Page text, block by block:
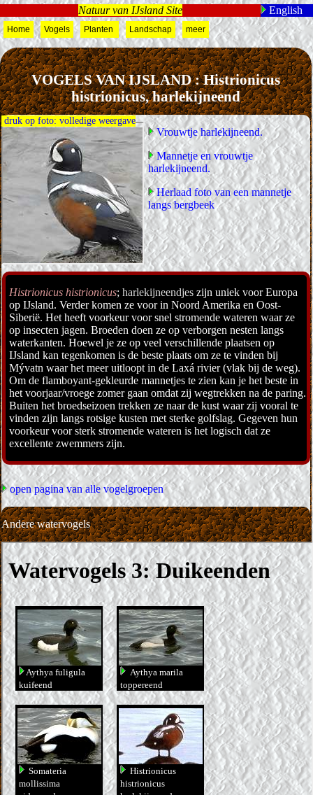
VOGELS VAN IJSLAND : Histrionicus
histrionicus, harlekijneend
Histrionicus histrionicus; harlekijneendjes zijn uniek voor Europa
op IJsland. Verder komen ze voor in Noord Amerika en Oost-
Siberië. Het heeft voorkeur voor snel stromende wateren waar ze
op insecten jagen. Broeden doen ze op verborgen nesten langs
waterkanten. Hoewel je ze op veel verschillende plaatsen op
IJsland kan tegenkomen is de beste plaats om ze te vinden bij
Mývatn waar het meer uitloopt in de Laxá rivier (vlak bij de weg).
Om de flamboyant-gekleurde mannetjes te zien kan je het beste in
het voorjaar/vroege zomer gaan omdat zij wegtrekken na de paring.
Buiten het broedseizoen trekken ze naar de kust waar zij vooral te
vinden zijn langs rotsige kusten met sterke golfslag. Gegeven hun
voorkeur voor sterk stromende wateren is het logisch dat ze
excellente zwemmers zijn.
open pagina van alle vogelgroepen
Andere watervogels
druk op foto: volledige weergave
Vrouwtje harlekijneend.
Mannetje en vrouwtje
harlekijneend.
Herlaad foto van een mannetje
langs bergbeek
Natuur van IJsland Site English
Home Vogels Planten Landschap meer